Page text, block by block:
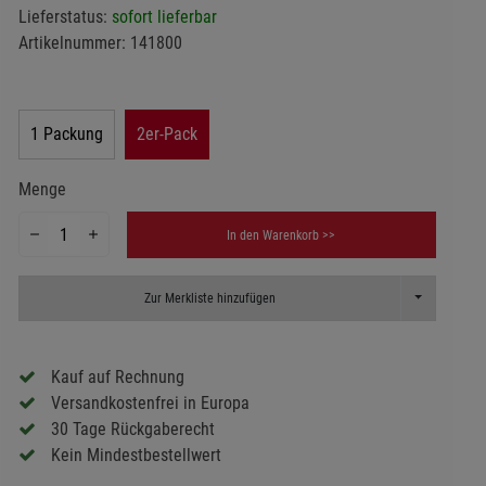
Lieferstatus: sofort lieferbar
Artikelnummer: 141800
1 Packung 2er-Pack
Menge
In den Warenkorb >>
Zur Merkliste hinzufügen Toggle
Kauf auf Rechnung
Versandkostenfrei in Europa
30 Tage Rückgaberecht
Kein Mindestbestellwert